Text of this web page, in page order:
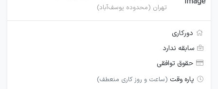
تهران (محدوده یوسف‌آباد)
دورکاری
سابقه ندارد
حقوق توافقی
پاره وقت (ساعت و روز کاری منعطف)